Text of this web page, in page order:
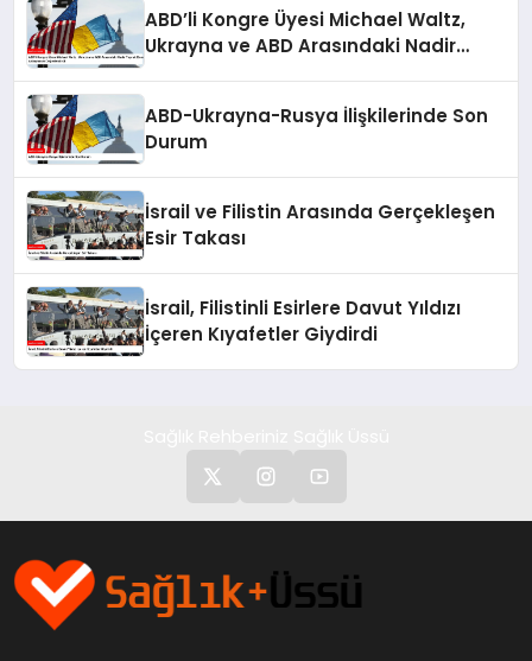
ABD’li Kongre Üyesi Michael Waltz,
Ukrayna ve ABD Arasındaki Nadir
ABD-Ukrayna-Rusya İlişkilerinde Son
Durum
İsrail ve Filistin Arasında Gerçekleşen
Esir Takası
İsrail, Filistinli Esirlere Davut Yıldızı
İçeren Kıyafetler Giydirdi